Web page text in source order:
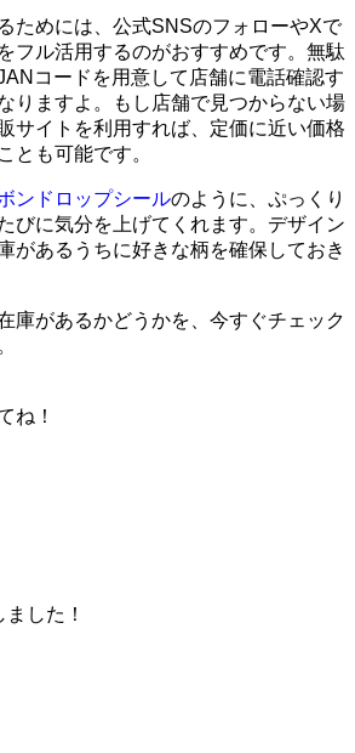
ためには、公式SNSのフォローやXで
フル活用するのがおすすめです。無駄
コードを用意して店舗に電話確認す
りますよ。もし店舗で見つからない場
サイトを利用すれば、定価に近い価格
とも可能です。
ンドロップシールのように、ぷっくり
びに気分を上げてくれます。デザイン
があるうちに好きな柄を確保しておき
庫があるかどうかを、今すぐチェック
ね！
した！